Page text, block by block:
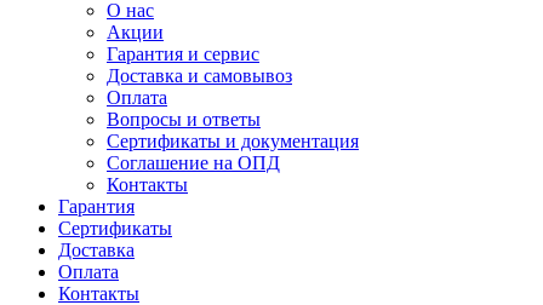
О нас
Акции
Гарантия и сервис
Доставка и самовывоз
Оплата
Вопросы и ответы
Сертификаты и документация
Соглашение на ОПД
Контакты
Гарантия
Сертификаты
Доставка
Оплата
Контакты